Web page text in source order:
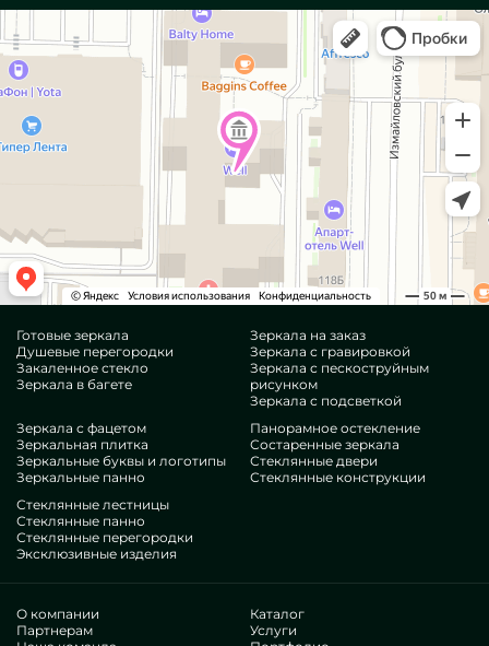
Готовые зеркала
Душевые перегородки
Закаленное стекло
Зеркала в багете
Зеркала на заказ
Зеркала с гравировкой
Зеркала с пескоструйным
рисунком
Зеркала с подсветкой
Зеркала с фацетом
Зеркальная плитка
Зеркальные буквы и логотипы
Зеркальные панно
Панорамное остекление
Состаренные зеркала
Стеклянные двери
Стеклянные конструкции
Стеклянные лестницы
Стеклянные панно
Стеклянные перегородки
Эксклюзивные изделия
О компании
Партнерам
Каталог
Услуги